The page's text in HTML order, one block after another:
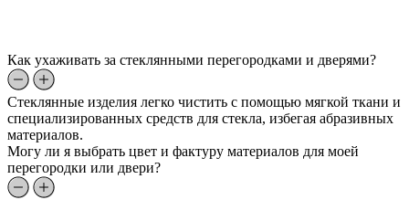
Как ухаживать за стеклянными перегородками и дверями?
Стеклянные изделия легко чистить с помощью мягкой ткани и
специализированных средств для стекла, избегая абразивных
материалов.
Могу ли я выбрать цвет и фактуру материалов для моей
перегородки или двери?